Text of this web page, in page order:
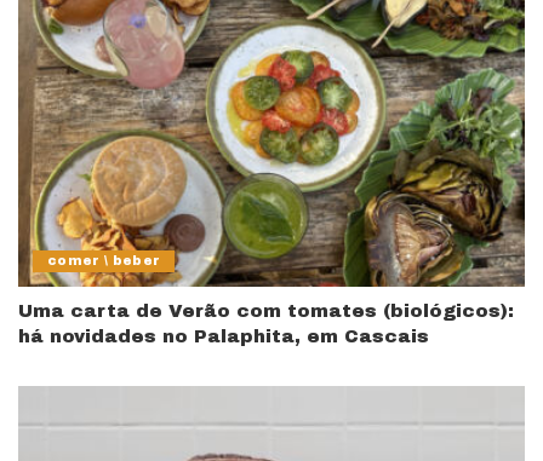
comer \ beber
Uma carta de Verão com tomates (biológicos):
há novidades no Palaphita, em Cascais